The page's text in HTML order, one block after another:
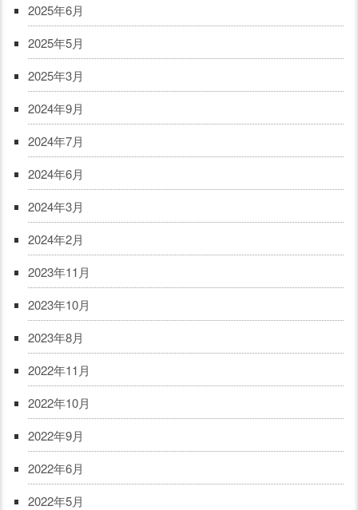
2025年6月
2025年5月
2025年3月
2024年9月
2024年7月
2024年6月
2024年3月
2024年2月
2023年11月
2023年10月
2023年8月
2022年11月
2022年10月
2022年9月
2022年6月
2022年5月